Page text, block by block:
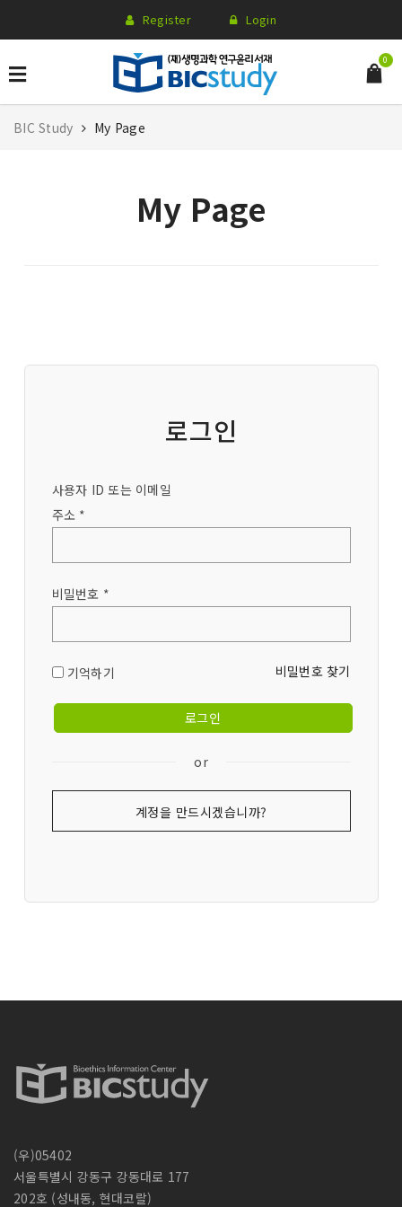
Register Login
0
BIC Study My Page
My Page
로그인
사용자 ID 또는 이메일
주소 *
비밀번호 *
기억하기 비밀번호 찾기
or
계정을 만드시겠습니까?
(우)05402
서울특별시 강동구 강동대로 177
202호 (성내동, 현대코랄)